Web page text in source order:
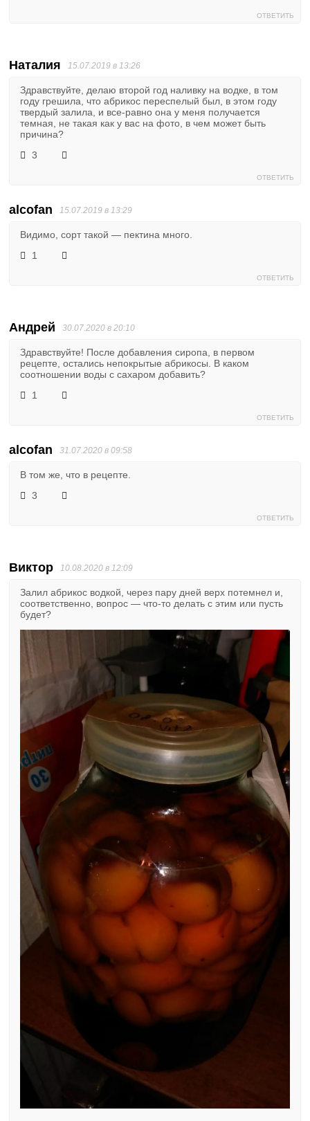
ОТВЕТИТЬ
Наталия 15.07.2019 в 13:26
Здравствуйте, делаю второй год наливку на водке, в том
году грешила, что абрикос переспелый был, в этом году
твердый залила, и все-равно она у меня получается
темная, не такая как у вас на фото, в чем может быть
причина?
3
ОТВЕТИТЬ
alcofan 15.07.2019 в 13:29
Видимо, сорт такой — пектина много.
1
ОТВЕТИТЬ
Андрей 30.07.2020 в 20:10
Здравствуйте! После добавления сиропа, в первом
рецепте, остались непокрытые абрикосы. В каком
соотношении воды с сахаром добавить?
1
ОТВЕТИТЬ
alcofan 31.07.2020 в 09:58
В том же, что в рецепте.
3
ОТВЕТИТЬ
Виктор 10.08.2020 в 12:09
Залил абрикос водкой, через пару дней верх потемнел и,
соответственно, вопрос — что-то делать с этим или пусть
будет?